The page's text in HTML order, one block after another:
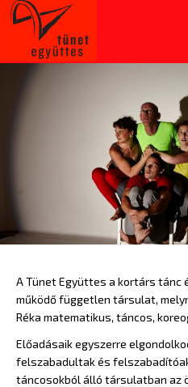
A Tünet Együttes a kortárs tánc
működő független társulat,
Réka matematikus, táncos,
Előadásaik egyszerre
felszabadultak és
táncosokból álló társulatban az